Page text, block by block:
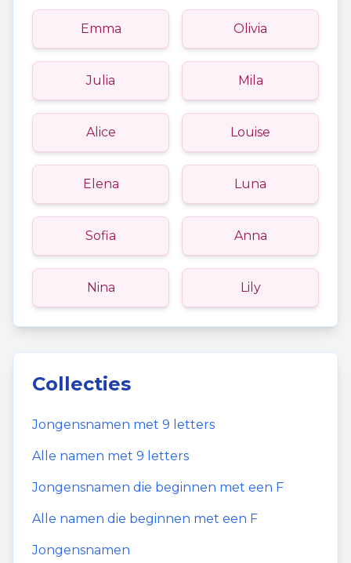
Emma Olivia
Julia Mila
Alice Louise
Elena Luna
Sofia Anna
Nina Lily
Collecties
Jongensnamen met 9 letters
Alle namen met 9 letters
Jongensnamen die beginnen met een F
Alle namen die beginnen met een F
Jongensnamen